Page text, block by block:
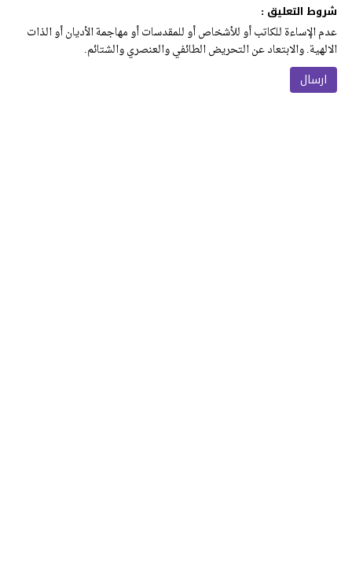
شروط التعليق :
عدم الإساءة للكاتب أو للأشخاص أو للمقدسات أو مهاجمة الأديان أو الذات
الالهية. والابتعاد عن التحريض الطائفي والعنصري والشتائم.